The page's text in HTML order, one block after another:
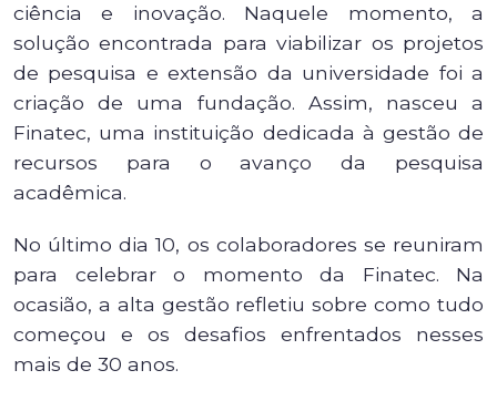
ciência e inovação. Naquele momento, a
solução encontrada para viabilizar os projetos
de pesquisa e extensão da universidade foi a
criação de uma fundação. Assim, nasceu a
Finatec, uma instituição dedicada à gestão de
recursos para o avanço da pesquisa
acadêmica.
No último dia 10, os colaboradores se reuniram
para celebrar o momento da Finatec. Na
ocasião, a alta gestão refletiu sobre como tudo
começou e os desafios enfrentados nesses
mais de 30 anos.